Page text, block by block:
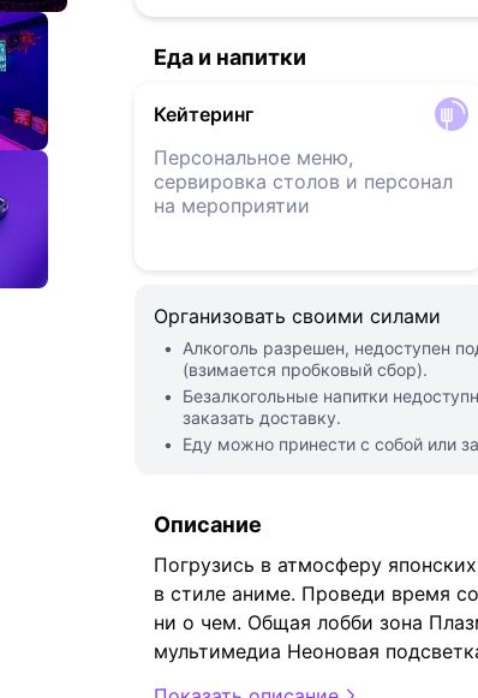
Еда и напитки
Кейтеринг
Персональное меню,
сервировка столов и персонал
на мероприятии
Организовать своими силами
Алкоголь разрешен, недоступен
(взимается пробковый сбор).
Безалкогольные напитки
заказать доставку.
Еду можно принести с собой или
Описание
Погрузись в атмосферу
в стиле аниме. Проведи время
ни о чем. Общая лобби зона
мультимедиа Неоновая